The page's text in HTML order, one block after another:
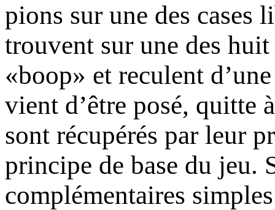
pions sur une des cases
trouvent sur une des
«boop» et reculent
vient d’être posé, quitte
sont récupérés par leur
principe de base du jeu.
complémentaires